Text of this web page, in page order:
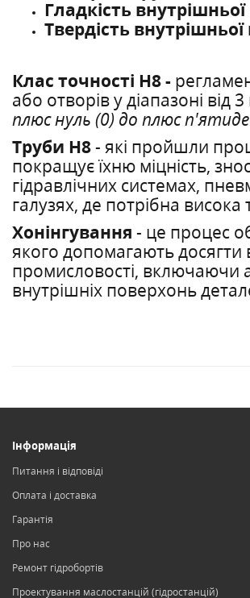
Гладкість
Твердість внутрішньої
Клас точності Н8 -
або отворів у діапазоні від
плюс нуль (0) до плюс
Труби Н8- які пройшли
покращує їхню міцність,
гідравлічних системах,
галузях, де потрібна висока
Хонінгування - це процес
якого допомагають досягти
промисловості, включаючи
внутрішніх поверхонь
Інформація
Питання і відповіді
Оплата і доставка
Гарантія
Про нас
Ремонт гідробортів
Проектування маслостанцій (гідростанцій)